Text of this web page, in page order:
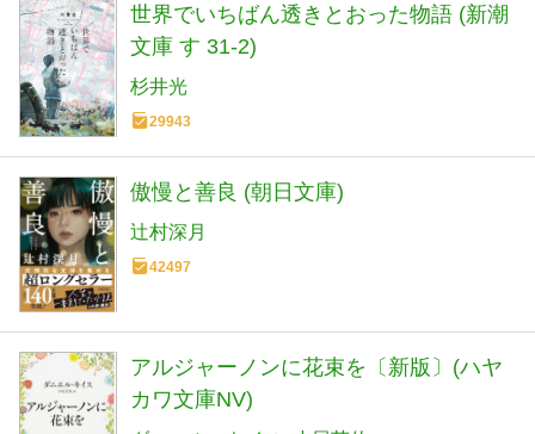
世界でいちばん透きとおった物語 (新潮
文庫 す 31-2)
杉井光
29943
傲慢と善良 (朝日文庫)
辻村深月
42497
アルジャーノンに花束を〔新版〕(ハヤ
カワ文庫NV)